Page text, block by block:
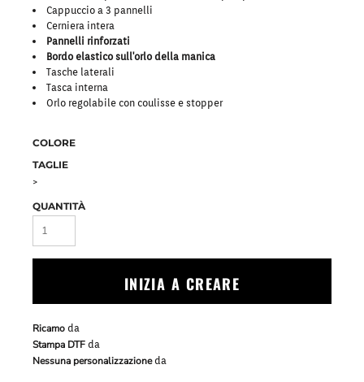
Cappuccio a 3 pannelli
Cerniera intera
Pannelli rinforzati
Bordo elastico sull'orlo della manica
Tasche laterali
Tasca interna
Orlo regolabile con coulisse e stopper
COLORE
TAGLIE
>
QUANTITÀ
INIZIA A CREARE
Ricamo da
Stampa DTF da
Nessuna personalizzazioneda